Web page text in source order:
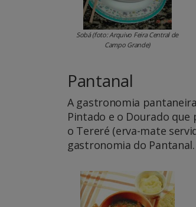
Sobá (foto: Arquivo Feira Central de
Campo Grande)
Pantanal
A gastronomia
Pintado e o Dourado que
o Tereré (erva-mate
gastronomia do Pantanal.